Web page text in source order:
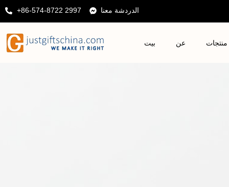
+86-574-8722 2997 الدردشة معنا
بيت عن منتجات